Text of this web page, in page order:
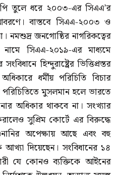
তুলে ধরে ২০০৩-এর সিএএ’র
বাস্তবে সিএএ-২০০৩ ও
নমশুদ্র জনগোষ্ঠির নাগরিকত্বের
সিএএ-২০১৯-এর মাধ্যমে
হিন্দুরাষ্ট্রের ভিত্তিপ্রস্তর
ধর্মীয় পরিচিতি বিচার
মুসলমান হলে ভারতে
অধিকার থাকবে না। সংখ্যার
সুপ্রিম কোর্টে এর বিরুদ্ধে
অপেক্ষায় আছে এবং বহু
দিয়েছেন। সংবিধানের ১৪
যে কোনও ব্যক্তিকে আইনের